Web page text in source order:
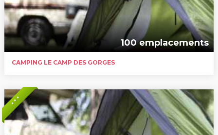
100 emplacements
CAMPING LE CAMP DES GORGES
* * *